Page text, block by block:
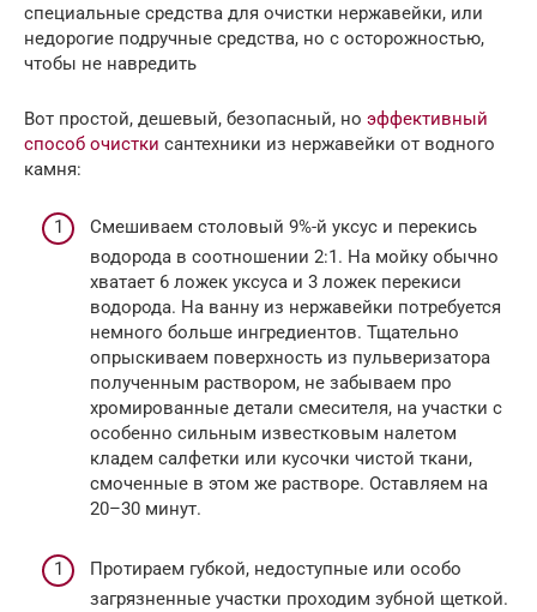
специальные средства для очистки нержавейки, или
недорогие подручные средства, но с осторожностью,
чтобы не навредить
Вот простой, дешевый, безопасный, но эффективный
способ очистки сантехники из нержавейки от водного
камня:
Смешиваем столовый 9%-й уксус и перекись
водорода в соотношении 2:1. На мойку обычно
хватает 6 ложек уксуса и 3 ложек перекиси
водорода. На ванну из нержавейки потребуется
немного больше ингредиентов. Тщательно
опрыскиваем поверхность из пульверизатора
полученным раствором, не забываем про
хромированные детали смесителя, на участки с
особенно сильным известковым налетом
кладем салфетки или кусочки чистой ткани,
смоченные в этом же растворе. Оставляем на
20–30 минут.
Протираем губкой, недоступные или особо
загрязненные участки проходим зубной щеткой.